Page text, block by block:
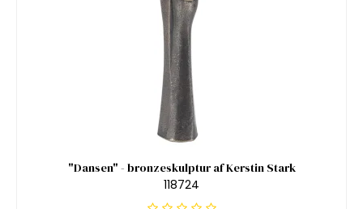
"Dansen" - bronzeskulptur af Kerstin Stark
118724